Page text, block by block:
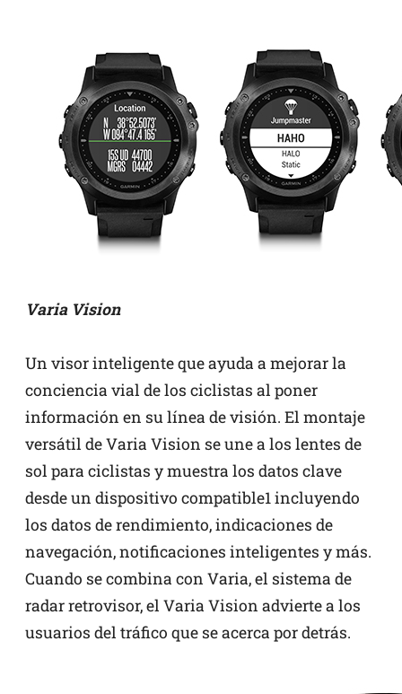
Varia Vision
Un visor inteligente que ayuda a mejorar la
conciencia vial de los ciclistas al poner
información en su línea de visión. El montaje
versátil de Varia Vision se une a los lentes de
sol para ciclistas y muestra los datos clave
desde un dispositivo compatible1 incluyendo
los datos de rendimiento, indicaciones de
navegación, notificaciones inteligentes y más.
Cuando se combina con Varia, el sistema de
radar retrovisor, el Varia Vision advierte a los
usuarios del tráfico que se acerca por detrás.